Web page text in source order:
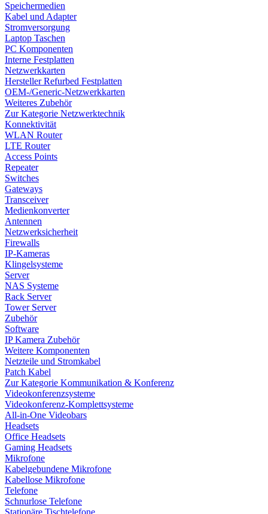
Speichermedien
Kabel und Adapter
Stromversorgung
Laptop Taschen
PC Komponenten
Interne Festplatten
Netzwerkkarten
Hersteller Refurbed Festplatten
OEM-/Generic-Netzwerkkarten
Weiteres Zubehör
Zur Kategorie Netzwerktechnik
Konnektivität
WLAN Router
LTE Router
Access Points
Repeater
Switches
Gateways
Transceiver
Medienkonverter
Antennen
Netzwerksicherheit
Firewalls
IP-Kameras
Klingelsysteme
Server
NAS Systeme
Rack Server
Tower Server
Zubehör
Software
IP Kamera Zubehör
Weitere Komponenten
Netzteile und Stromkabel
Patch Kabel
Zur Kategorie Kommunikation & Konferenz
Videokonferenzsysteme
Videokonferenz-Komplettsysteme
All-in-One Videobars
Headsets
Office Headsets
Gaming Headsets
Mikrofone
Kabelgebundene Mikrofone
Kabellose Mikrofone
Telefone
Schnurlose Telefone
Stationäre Tischtelefone